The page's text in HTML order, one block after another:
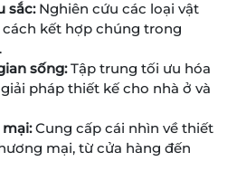
sắc:Nghiên cứu các loại vật
cách kết hợp chúng trong
sống:Tập trung tối ưu hóa
pháp thiết kế cho nhà ở và
Cung cấp cái nhìn về thiết
mại, từ cửa hàng đến